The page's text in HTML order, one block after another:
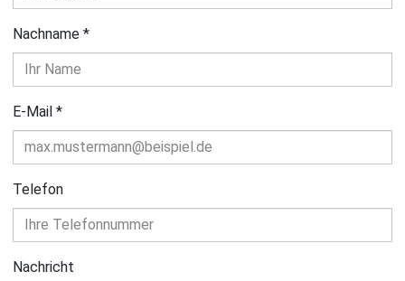
Nachname *
E-Mail *
Telefon
Nachricht